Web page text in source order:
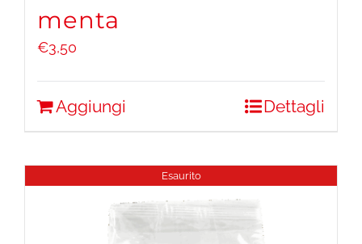
menta
€3,50
Aggiungi Dettagli
Esaurito